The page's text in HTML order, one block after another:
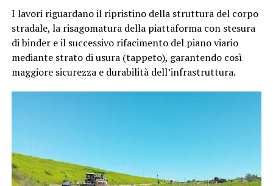
I lavori riguardano il ripristino della struttura del corpo
stradale, la risagomatura della piattaforma con stesura
di binder e il successivo rifacimento del piano viario
mediante strato di usura (tappeto), garantendo così
maggiore sicurezza e durabilità dell’infrastruttura.